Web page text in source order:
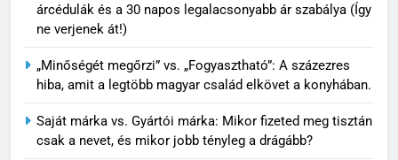
árcédulák és a 30 napos legalacsonyabb ár szabálya (Így
ne verjenek át!)
„Minőségét megőrzi” vs. „Fogyasztható”: A százezres
hiba, amit a legtöbb magyar család elkövet a konyhában.
Saját márka vs. Gyártói márka: Mikor fizeted meg tisztán
csak a nevet, és mikor jobb tényleg a drágább?